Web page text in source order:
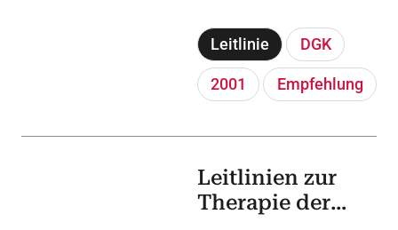
Leitlinie DGK
2001 Empfehlung
ng für Patienten
mit koronarer
Herzerkrankung,
gen und
Leitlinien zur
Therapie der